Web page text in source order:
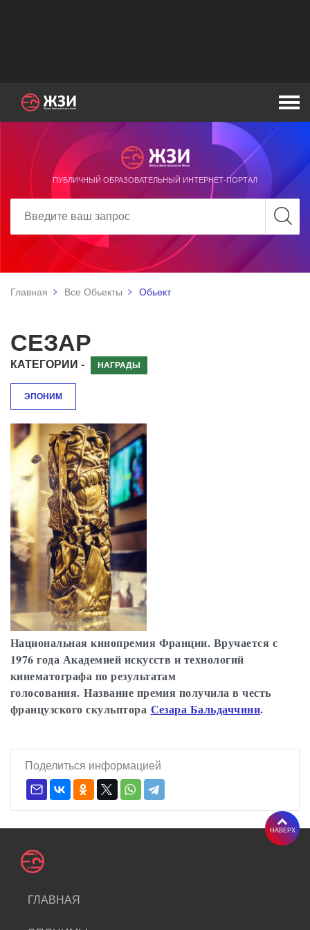
ПУБЛИЧНЫЙ ОБРАЗОВАТЕЛЬНЫЙ ИНТЕРНЕТ-ПОРТАЛ
Главная Все Обьекты Обьект
СЕЗАР
КАТЕГОРИИ - НАГРАДЫ
ЭПОНИМ
Национальная кинопремия Франции. Вручается с
1976 года Академией искусств и технологий
кинематографа по результатам
голосования. Название премия получила в честь
французского скульптора Сезара Бальдаччини.
Поделиться информацией
ГЛАВНАЯ
НАВЕРХ